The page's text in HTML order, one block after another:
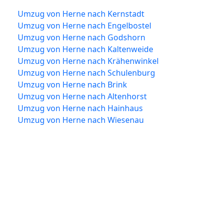
Umzug von Herne nach Kernstadt
Umzug von Herne nach Engelbostel
Umzug von Herne nach Godshorn
Umzug von Herne nach Kaltenweide
Umzug von Herne nach Krähenwinkel
Umzug von Herne nach Schulenburg
Umzug von Herne nach Brink
Umzug von Herne nach Altenhorst
Umzug von Herne nach Hainhaus
Umzug von Herne nach Wiesenau